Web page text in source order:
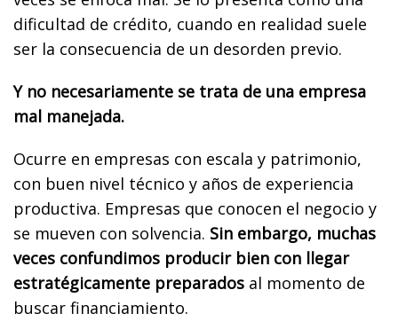
dificultad de crédito, cuando en realidad suele
ser la consecuencia de un desorden previo.
Y no necesariamente se trata de una empresa
mal manejada.
Ocurre en empresas con escala y patrimonio,
con buen nivel técnico y años de experiencia
productiva. Empresas que conocen el negocio y
se mueven con solvencia. Sin embargo, muchas
veces confundimos producir bien con llegar
estratégicamente preparados al momento de
buscar financiamiento.